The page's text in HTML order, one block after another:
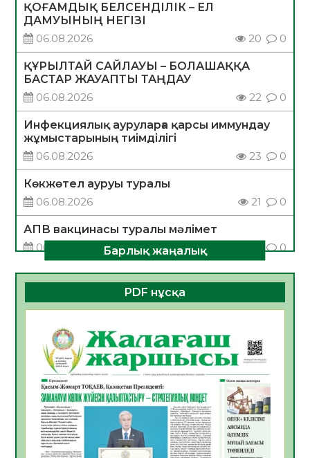
ҚОҒАМДЫҚ БЕЛСЕНДІЛІК – ЕЛ
ДАМУЫНЫҢ НЕГІЗІ
06.08.2026
20 0
ҚҰРЫЛТАЙ САЙЛАУЫ – БОЛАШАҚҚА
БАСТАР ЖАУАПТЫ ТАҢДАУ
06.08.2026
22 0
Инфекциялық ауруларға қарсы иммундау
жұмыстарының тиімділігі
06.08.2026
23 0
Көкжөтел ауруы туралы
06.08.2026
21 0
АПВ вакцинасы туралы мәлімет
06.08.2026
0
Open Air: Қызылорда облысы полиция
департаменті 20 мыңнан астам
көрерменнің қауіпсіздігін қамтамасыз етті
ҚЫЗЫЛОРДАДА «САНАЛЫ ҰРПАҚ –
ЖАРҚЫН БОЛАШАҚ» АТТЫ КЕҢЕЙТІЛГЕН
МӘЖІЛІС ӨТТІ
05.08.2026
34
Қазақстан Орталық Азиядағы көшуге ең
қолайлы ел атанды
05.08.2026
35
Барлық жаңалық
PDF нұсқа